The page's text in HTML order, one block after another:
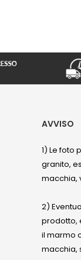
AVVISO
1) Le foto
granito,
macchia,
2)
prodotto,
il marmo
macchia,